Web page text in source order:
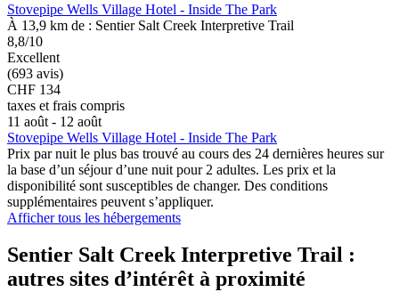
Stovepipe Wells Village Hotel - Inside The Park
À 13,9 km de : Sentier Salt Creek Interpretive Trail
8,8/10
Excellent
(693 avis)
CHF 134
taxes et frais compris
11 août - 12 août
Stovepipe Wells Village Hotel - Inside The Park
Prix par nuit le plus bas trouvé au cours des 24 dernières heures sur
la base d’un séjour d’une nuit pour 2 adultes. Les prix et la
disponibilité sont susceptibles de changer. Des conditions
supplémentaires peuvent s’appliquer.
Afficher tous les hébergements
Sentier Salt Creek Interpretive Trail :
autres sites d’intérêt à proximité